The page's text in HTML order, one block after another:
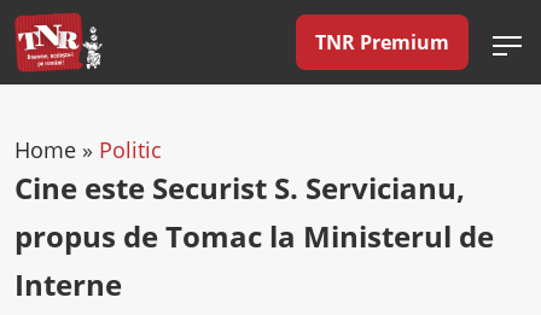
TNR Premium
Home » Politic
Cine este Securist S. Servicianu,
propus de Tomac la Ministerul de
Interne